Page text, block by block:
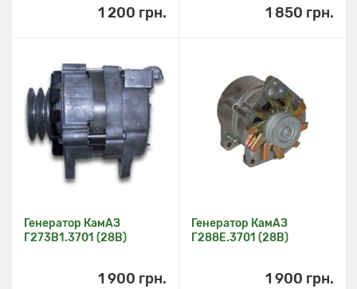
1 200 грн. 1 850 грн.
Генератор КамАЗ
Г273В1.3701 (28В)
1 900 грн.
Генератор КамАЗ
Г288Е.3701 (28В)
1 900 грн.